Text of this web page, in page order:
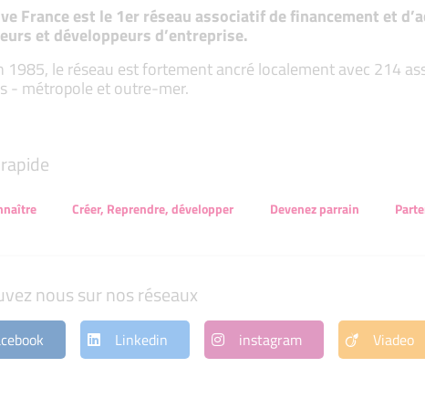
France est le 1er réseau associatif de financement et
et développeurs d’entreprise.
1985, le réseau est fortement ancré localement avec 214
- métropole et outre-mer.
Créer, Reprendre, développer Devenez parrain
nous sur nos réseaux
Linkedin instagram Viadeo